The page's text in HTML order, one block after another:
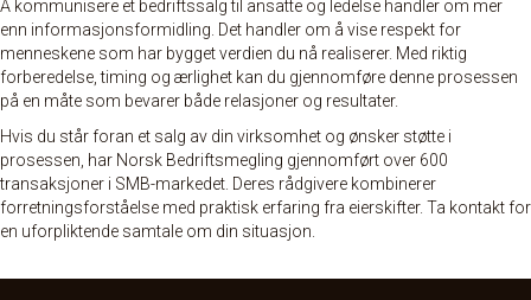
Å kommunisere et bedriftssalg til ansatte og ledelse handler om mer
enn informasjonsformidling. Det handler om å vise respekt for
menneskene som har bygget verdien du nå realiserer. Med riktig
forberedelse, timing og ærlighet kan du gjennomføre denne prosessen
på en måte som bevarer både relasjoner og resultater.
Hvis du står foran et salg av din virksomhet og ønsker støtte i
prosessen, har Norsk Bedriftsmegling gjennomført over 600
transaksjoner i SMB-markedet. Deres rådgivere kombinerer
forretningsforståelse med praktisk erfaring fra eierskifter. Ta kontaktfor
en uforpliktende samtale om din situasjon.